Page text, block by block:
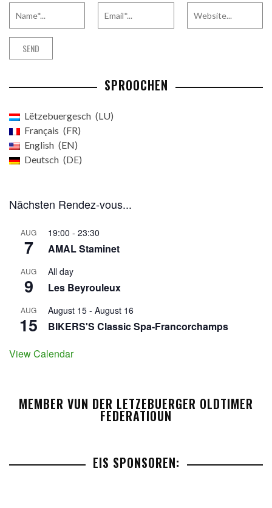
SPROOCHEN
Lëtzebuergesch
LU
Français
FR
English
EN
Deutsch
DE
Nächsten Rendez-vous...
AUG
7
19:00 - 23:30
AMAL Staminet
AUG
9
All day
Les Beyrouleux
AUG
15
August 15 - August 16
BIKERS'S Classic Spa-Francorchamps
View Calendar
MEMBER VUN DER LETZEBUERGER OLDTIMER
FEDERATIOUN
EIS SPONSOREN: